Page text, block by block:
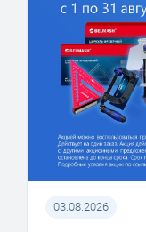
03.08.2026